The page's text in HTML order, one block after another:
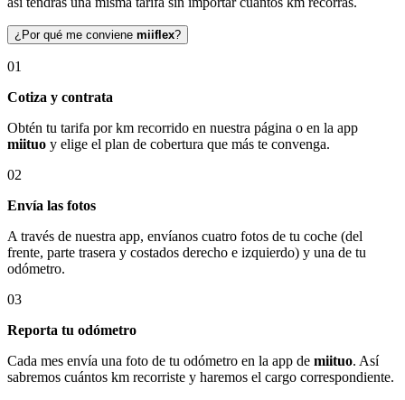
¿Por qué me conviene miiflex?
01
Cotiza y contrata
Obtén tu tarifa por km recorrido en nuestra página o en la app
miituo y elige el plan de cobertura que más te convenga.
02
Envía las fotos
A través de nuestra app, envíanos cuatro fotos de tu coche (del
frente, parte trasera y costados derecho e izquierdo) y una de tu
odómetro.
03
Reporta tu odómetro
Cada mes envía una foto de tu odómetro en la app de miituo. Así
sabremos cuántos km recorriste y haremos el cargo correspondiente.